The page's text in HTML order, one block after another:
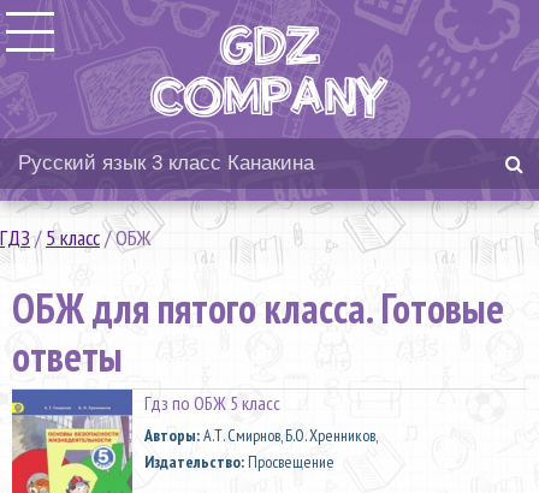
ГДЗ/5 класс/ОБЖ
ОБЖ для пятого класса. Готовые
ответы
Гдз по ОБЖ 5 класс
Aвторы:А.Т. Смирнов, Б.О. Хренников,
Издательство:Просвещение